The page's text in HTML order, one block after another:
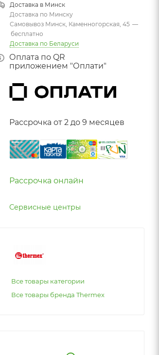
Доставка в Минск
Доставка по Минску
Самовывоз Минск, Каменногорская, 45 —
бесплатно
Доставка по Беларуси
Оплата по QR
приложением "Оплати"
Рассрочка от 2 до 9 месяцев
Рассрочка онлайн
Сервисные центры
Все товары категории
Все товары бренда Thermex